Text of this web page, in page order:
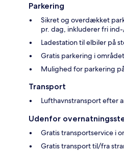
Parkering
Sikret og overdækket
pr. dag, inkluderer fri
Ladestation til elbiler på
Gratis parkering i
Mulighed for parkering
Transport
Lufthavnstransport efter
Udenfor
Gratis transportservice i
Gratis transport til/fra